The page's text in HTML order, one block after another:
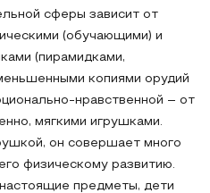
сферы зависит от
(обучающими) и
(пирамидками,
копиями орудий
нравственной – от
мягкими игрушками.
он совершает много
физическому развитию.
предметы, дети